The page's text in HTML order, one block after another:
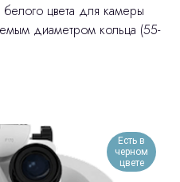
цвета для камеры
диаметром кольца (55-
Есть в
черном
цвете